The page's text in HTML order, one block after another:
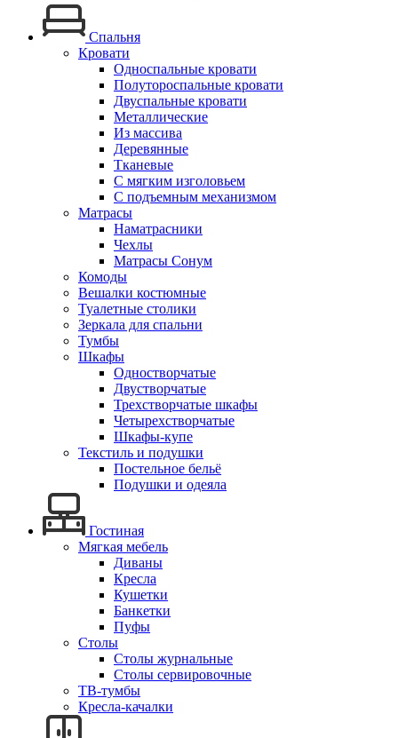
Спальня
Кровати
Односпальные кровати
Полутороспальные кровати
Двуспальные кровати
Металлические
Из массива
Деревянные
Тканевые
С мягким изголовьем
С подъемным механизмом
Матрасы
Наматрасники
Чехлы
Матрасы Сонум
Комоды
Вешалки костюмные
Туалетные столики
Зеркала для спальни
Тумбы
Шкафы
Одностворчатые
Двустворчатые
Трехстворчатые шкафы
Четырехстворчатые
Шкафы-купе
Текстиль и подушки
Постельное бельё
Подушки и одеяла
Гостиная
Мягкая мебель
Диваны
Кресла
Кушетки
Банкетки
Пуфы
Столы
Столы журнальные
Столы сервировочные
ТВ-тумбы
Кресла-качалки